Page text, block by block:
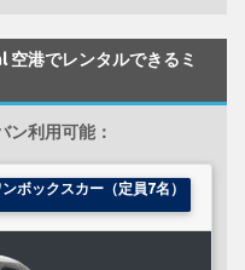
港でレンタルできるミ
ン利用可能：
ンボックスカー（定員7名）